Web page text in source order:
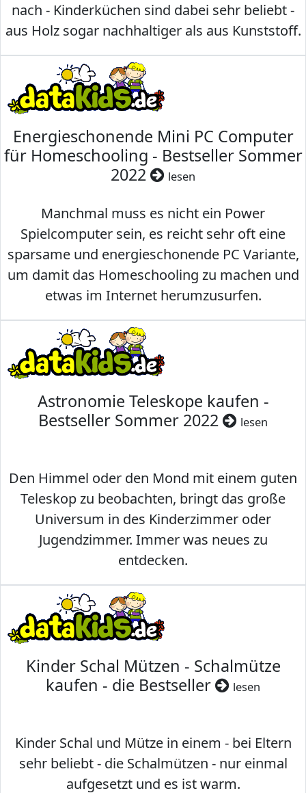
nach - Kinderküchen sind dabei sehr beliebt -
aus Holz sogar nachhaltiger als aus Kunststoff.
Energieschonende Mini PC Computer
für Homeschooling - Bestseller Sommer
2022
lesen
Manchmal muss es nicht ein Power
Spielcomputer sein, es reicht sehr oft eine
sparsame und energieschonende PC Variante,
um damit das Homeschooling zu machen und
etwas im Internet herumzusurfen.
Astronomie Teleskope kaufen -
Bestseller Sommer 2022
lesen
Den Himmel oder den Mond mit einem guten
Teleskop zu beobachten, bringt das große
Universum in des Kinderzimmer oder
Jugendzimmer. Immer was neues zu
entdecken.
Kinder Schal Mützen - Schalmütze
kaufen - die Bestseller
lesen
Kinder Schal und Mütze in einem - bei Eltern
sehr beliebt - die Schalmützen - nur einmal
aufgesetzt und es ist warm.